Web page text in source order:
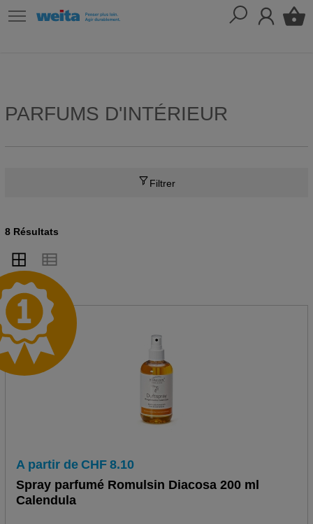
PARFUMS D'INTÉRIEUR
Filtrer
8 Résultats
A partir de CHF 8.10
Spray parfumé Romulsin Diacosa 200 ml
Calendula